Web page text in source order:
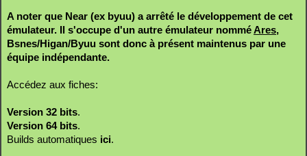
A noter que Near (ex byuu) a arrêté le développement de cet
émulateur. Il s'occupe d'un autre émulateur nomméAres,
Bsnes/Higan/Byuu sont donc à présent maintenus par une
équipe indépendante.
Accédez aux fiches:
Version 32 bits.
Version 64 bits.
Builds automatiques ici.